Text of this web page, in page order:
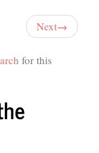
Next→
for this